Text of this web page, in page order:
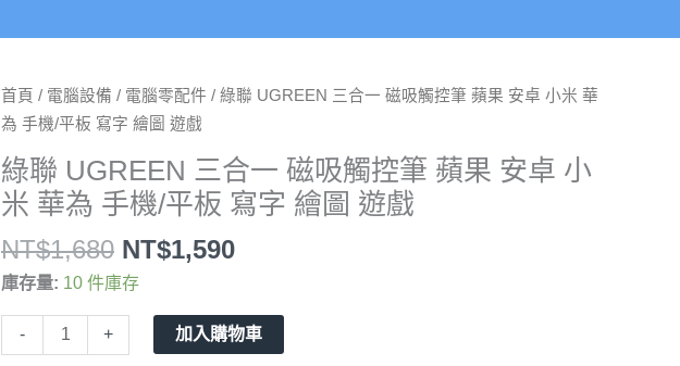
首頁 / 電腦設備 / 電腦零配件 / 綠聯 UGREEN 三合一 磁吸觸控筆 蘋果 安卓 小米 華
為 手機/平板 寫字 繪圖 遊戲
綠聯 UGREEN 三合一 磁吸觸控筆 蘋果 安卓 小
米 華為 手機/平板 寫字 繪圖 遊戲
NT$1,680
原
始
格：
NT$1,680。
NT$1,590
目
價
格：
NT$1,590。
庫存量: 10 件庫存
-
綠
聯
三
合
磁
吸
觸
+ 加入購物車